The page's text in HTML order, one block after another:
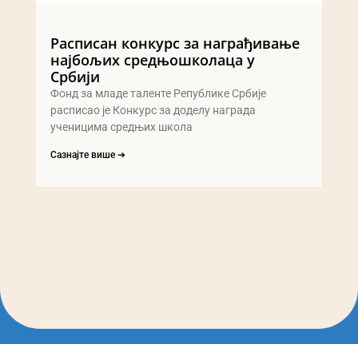
Расписан конкурс за награђивање
најбољих средњошколаца у
Србији
Фонд за младе таленте Републике Србије
расписао је Конкурс за доделу награда
ученицима средњих школа
Сазнајте више ➔